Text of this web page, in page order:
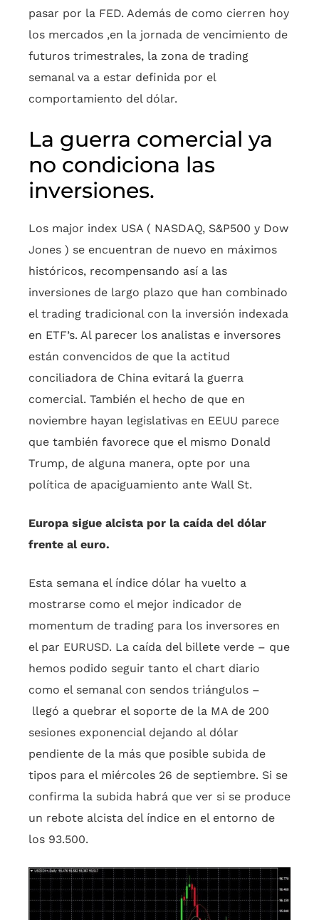
pasar por la FED. Además de como cierren hoy
los mercados ,en la jornada de vencimiento de
futuros trimestrales, la zona de trading
semanal va a estar definida por el
comportamiento del dólar.
La guerra comercial ya
no condiciona las
inversiones.
Los major index USA ( NASDAQ, S&P500 y Dow
Jones ) se encuentran de nuevo en máximos
históricos, recompensando así a las
inversiones de largo plazo que han combinado
el trading tradicional con la inversión indexada
en ETF’s. Al parecer los analistas e inversores
están convencidos de que la actitud
conciliadora de China evitará la guerra
comercial. También el hecho de que en
noviembre hayan legislativas en EEUU parece
que también favorece que el mismo Donald
Trump, de alguna manera, opte por una
política de apaciguamiento ante Wall St.
Europa sigue alcista por la caída del dólar
frente al euro.
Esta semana el índice dólar ha vuelto a
mostrarse como el mejor indicador de
momentum de trading para los inversores en
el par EURUSD. La caída del billete verde – que
hemos podido seguir tanto el chart diario
como el semanal con sendos triángulos –
llegó a quebrar el soporte de la MA de 200
sesiones exponencial dejando al dólar
pendiente de la más que posible subida de
tipos para el miércoles 26 de septiembre. Si se
confirma la subida habrá que ver si se produce
un rebote alcista del índice en el entorno de
los 93.500.